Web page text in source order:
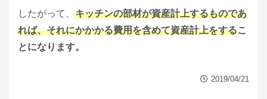
したがって、 キッチンの部材が資産計上するものであ
れば、それにかかかる費用を含めて資産計上をするこ
とになります。
2019/04/21